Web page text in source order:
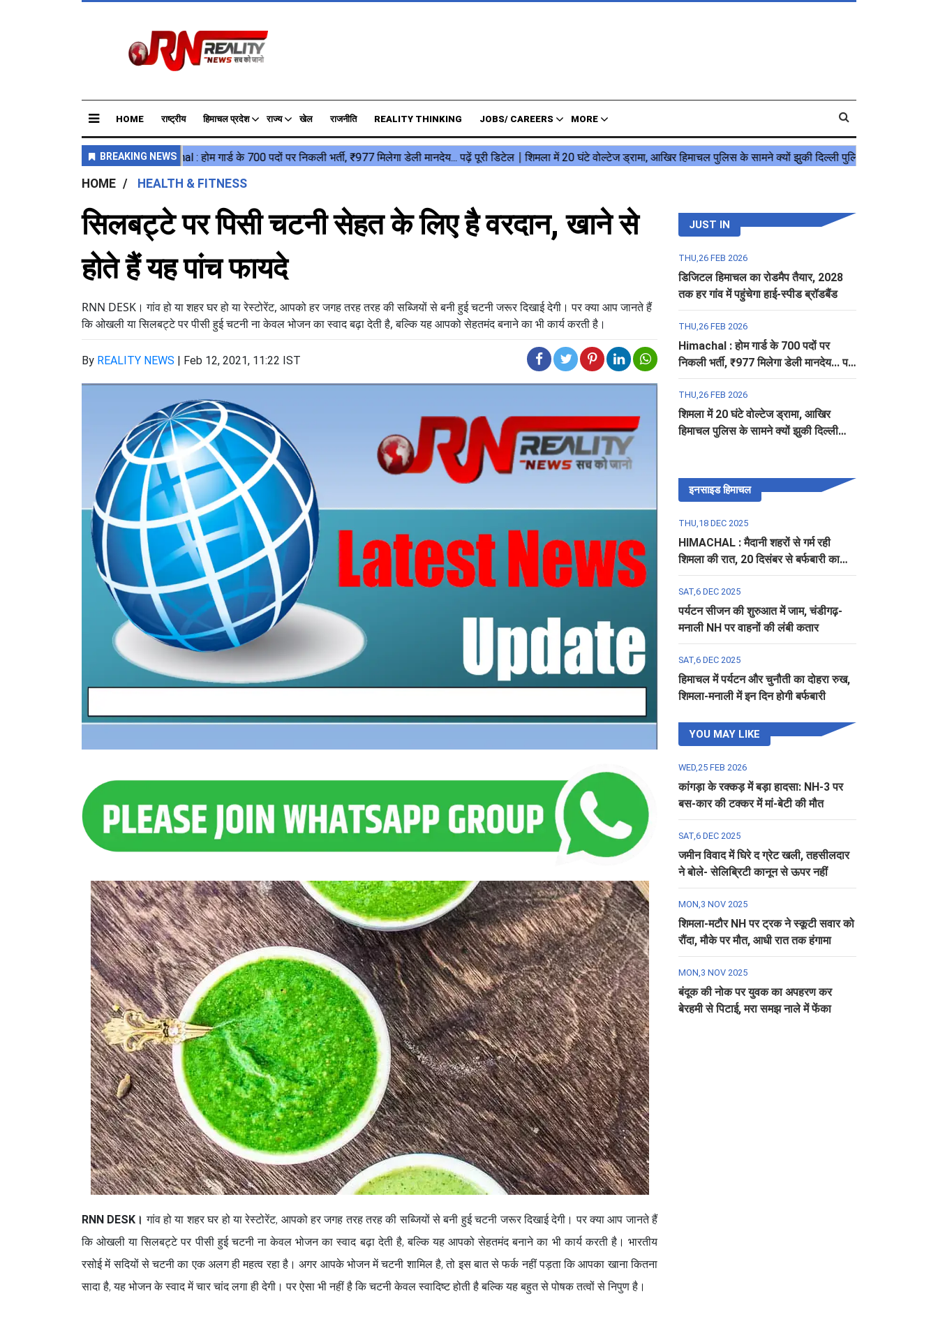
HOME राष्ट्रीय हिमाचल प्रदेश राज्य खेल राजनीति REALITY THINKING JOBS/ CAREERS MORE
HOME HEALTH & FITNESS
सिलबट्टे पर पिसी चटनी सेहत के लिए है वरदान, खाने से
होते हैं यह पांच फायदे
RNN DESK। गांव हो या शहर घर हो या रेस्टोरेंट, आपको हर जगह तरह तरह की सब्जियों से बनी हुई चटनी जरूर दिखाई देगी। पर क्या आप जानते हैं
कि ओखली या सिलबट्टे पर पीसी हुई चटनी ना केवल भोजन का स्वाद बढ़ा देती है, बल्कि यह आपको सेहतमंद बनाने का भी कार्य करती है।
By REALITY NEWS | Feb 12, 2021, 11:22 IST
RNN DESK। गांव हो या शहर घर हो या रेस्टोरेंट, आपको हर जगह तरह तरह की सब्जियों से बनी हुई चटनी जरूर दिखाई देगी। पर क्या आप जानते हैं
कि ओखली या सिलबट्टे पर पीसी हुई चटनी ना केवल भोजन का स्वाद बढ़ा देती है, बल्कि यह आपको सेहतमंद बनाने का भी कार्य करती है। भारतीय
रसोई में सदियों से चटनी का एक अलग ही महत्व रहा है। अगर आपके भोजन में चटनी शामिल है, तो इस बात से फर्क नहीं पड़ता कि आपका खाना कितना
सादा है, यह भोजन के स्वाद में चार चांद लगा ही देगी। पर ऐसा भी नहीं है कि चटनी केवल स्वादिष्ट होती है बल्कि यह बहुत से पोषक तत्वों से निपुण है।
JUST IN
THU,26 FEB 2026
डिजिटल हिमाचल का रोडमैप तैयार, 2028
तक हर गांव में पहुंचेगा हाई-स्पीड ब्रॉडबैंड
THU,26 FEB 2026
Himachal : होम गार्ड के 700 पदों पर
निकली भर्ती, ₹977 मिलेगा डेली मानदेय... पढ़ें
पूरी डिटेल
THU,26 FEB 2026
शिमला में 20 घंटे वोल्टेज ड्रामा, आखिर
हिमाचल पुलिस के सामने क्यों झुकी दिल्ली
इनसाइड हिमाचल
THU,18 DEC 2025
HIMACHAL : मैदानी शहरों से गर्म रही
शिमला की रात, 20 दिसंबर से बर्फबारी का
अलर्ट
SAT,6 DEC 2025
पर्यटन सीजन की शुरुआत में जाम, चंडीगढ़-
मनाली NH पर वाहनों की लंबी कतार
SAT,6 DEC 2025
हिमाचल में पर्यटन और चुनौती का दोहरा रुख,
शिमला-मनाली में इन दिन होगी बर्फबारी
YOU MAY LIKE
WED,25 FEB 2026
कांगड़ा के रक्कड़ में बड़ा हादसा: NH-3 पर
बस-कार की टक्कर में मां-बेटी की मौत
SAT,6 DEC 2025
जमीन विवाद में घिरे द ग्रेट खली, तहसीलदार
ने बोले- सेलिब्रिटी कानून से ऊपर नहीं
MON,3 NOV 2025
शिमला-मटौर NH पर ट्रक ने स्कूटी सवार को
रौंदा, मौके पर मौत, आधी रात तक हंगामा
MON,3 NOV 2025
बंदूक की नोक पर युवक का अपहरण कर
बेरहमी से पिटाई, मरा समझ नाले में फेंका